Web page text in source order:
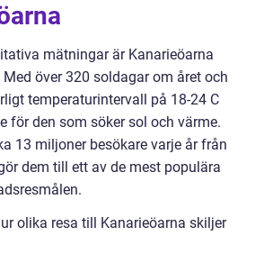
mätningar är Kanarieöarna
över 320 soldagar om året och
temperaturintervall på 18-24 C
för den som söker sol och värme.
13 miljoner besökare varje år från
dem till ett av de mest populära
olika resa till Kanarieöarna skiljer